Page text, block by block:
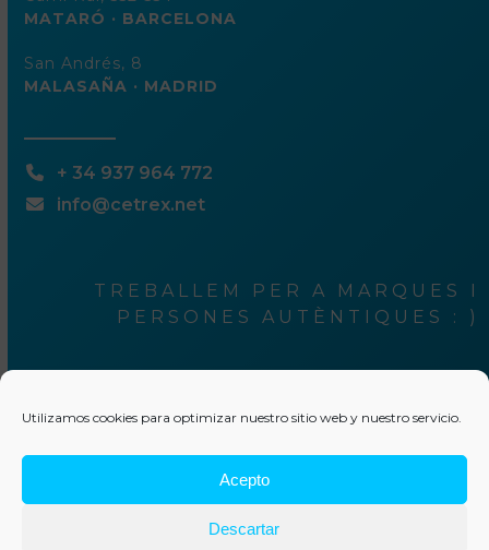
Utilizamos cookies para optimizar nuestro sitio web y nuestro servicio.
Acepto
Descartar
MATARÓ · BARCELONA
San Andrés, 8
MALASAÑA · MADRID
+ 34 937 964 772
info@cetrex.net
TREBALLEM PER A MARQUES I
PERSONES AUTÈNTIQUES : )
d’elles?
Escriu-nos unes línies